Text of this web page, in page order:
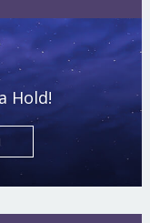
Hold!